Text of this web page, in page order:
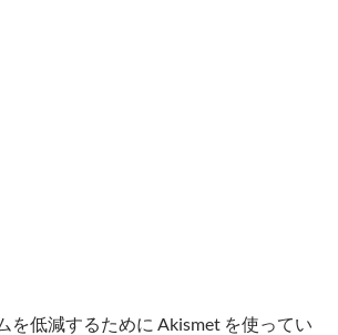
を低減するために Akismet を使ってい